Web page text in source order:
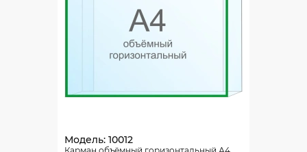
Модель: 10012